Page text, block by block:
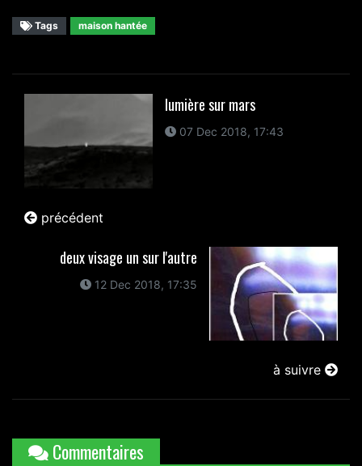
Tags maison hantée
lumière sur mars
07 Dec 2018, 17:43
précédent
deux visage un sur l'autre
12 Dec 2018, 17:35
à suivre
Commentaires